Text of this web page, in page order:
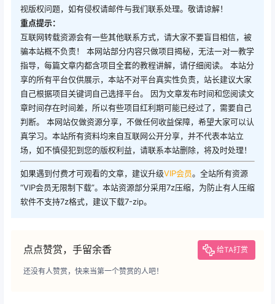
视版权问题，如有侵权请邮件与我们联系处理。敬请谅解！
重点提示：
互联网转载资源会有一些其他联系方式，请大家不要盲目相信，被
骗本站概不负责！ 本网站部分内容只做项目揭秘，无法一对一教学
指导，每篇文章内都含项目全套的教程讲解，请仔细阅读。 本站分
享的所有平台仅供展示，本站不对平台真实性负责，站长建议大家
自己根据项目关键词自己选择平台。 因为文章发布时间和您阅读文
章时间存在时间差，所以有些项目红利期可能已经过了，需要自己
判断。 本网站仅做资源分享，不做任何收益保障，希望大家可以认
真学习。本站所有资料均来自互联网公开分享，并不代表本站立
场，如不慎侵犯到您的版权利益，请联系本站删除，将及时处理！
如果遇到付费才可观看的文章，建议升级VIP会员。全站所有资源
“VIP会员无限制下载”。本站资源部分采用7z压缩，为防止有人压缩
软件不支持7z格式，建议下载7-zip。
点点赞赏，手留余香 给TA打赏
还没有人赞赏，快来当第一个赞赏的人吧！